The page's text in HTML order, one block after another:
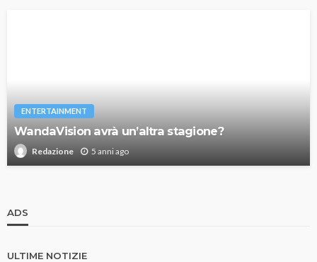
ENTERTAINMENT
WandaVision avrà un’altra stagione?
Redazione 5 anni ago
ADS
ULTIME NOTIZIE